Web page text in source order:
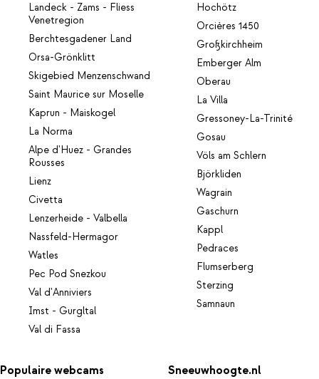
Landeck - Zams - Fliess
Venetregion
Berchtesgadener Land
Orsa-Grönklitt
Skigebied Menzenschwand
Saint Maurice sur Moselle
Kaprun - Maiskogel
La Norma
Alpe d'Huez - Grandes
Rousses
Lienz
Civetta
Lenzerheide - Valbella
Nassfeld-Hermagor
Watles
Pec Pod Snezkou
Val d'Anniviers
Imst - Gurgltal
Val di Fassa
Hochötz
Orcières 1450
Großkirchheim
Emberger Alm
Oberau
La Villa
Gressoney-La-Trinité
Gosau
Völs am Schlern
Björkliden
Wagrain
Gaschurn
Kappl
Pedraces
Flumserberg
Sterzing
Samnaun
Populaire webcams Sneeuwhoogte.nl